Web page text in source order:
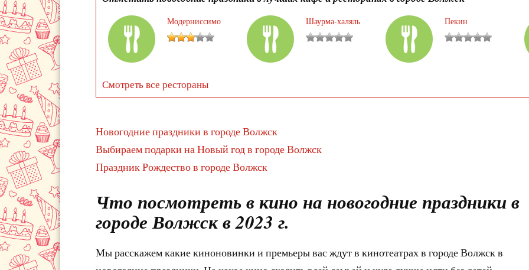
Модерниссимо Шаурма-халяль Пекин
Смотреть все рестораны
Новогодние праздники в городе Волжск
Выбираем подарки на Новый год в городе Волжск
Праздник Рождество в городе Волжск
Что посмотреть в кино на новогодние праздники в
городе Волжск в 2023 г.
Мы расскажем какие киноновинки и премьеры вас ждут в кинотеатрах в городе Волжск в